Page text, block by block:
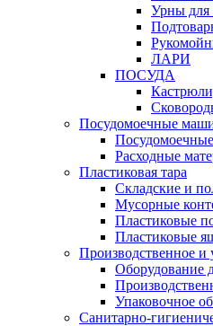
Урны для
ЛАРИ
ПОСУДА
Посудомоечные
Расходные
Пластиковая тара
Складские и
Мусорные
Пластиковые
Пластиковые
Производственное и
Оборудование
Упаковочное
Санитарно-